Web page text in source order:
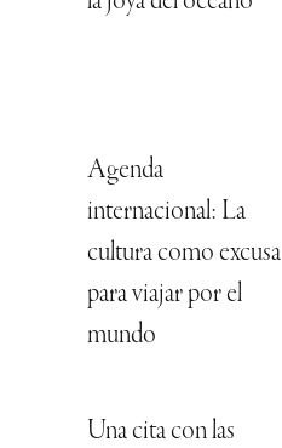
Agenda
internacional: La
cultura como excusa
para viajar por el
mundo
Una cita con las